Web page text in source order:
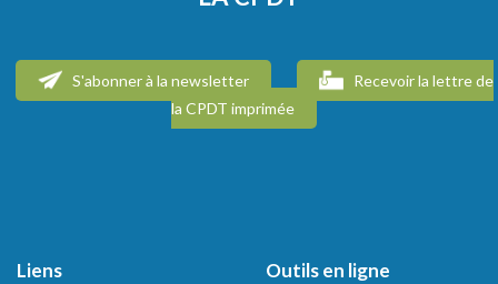
S'abonner à la newsletter
Recevoir la lettre de
la CPDT imprimée
Liens Outils en ligne